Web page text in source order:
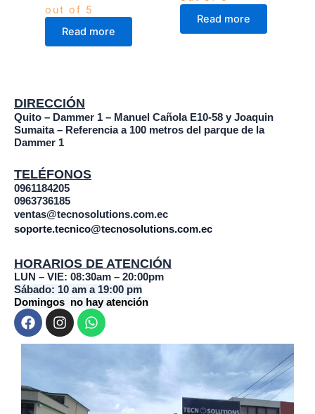
out of 5
Read more
Read more
DIRECCIÓN
Quito – Dammer 1 – Manuel Cañola E10-58 y Joaquin
Sumaita – Referencia a 100 metros del parque de la
Dammer 1
TELÉFONOS
0961184205
0963736185
ventas@tecnosolutions.com.ec
soporte.tecnico@tecnosolutions.com.ec
HORARIOS DE ATENCIÓN
LUN – VIE: 08:30am – 20:00pm
Sábado: 10 am a 19:00 pm
Domingos no hay atención
F
a
c
o
o
I
n
s
r
W
h
a
a